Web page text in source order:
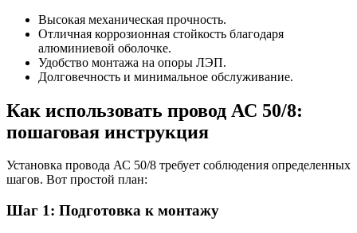
Высокая механическая прочность.
Отличная коррозионная стойкость благодаря
алюминиевой оболочке.
Удобство монтажа на опоры ЛЭП.
Долговечность и минимальное обслуживание.
Как использовать провод АС 50/8:
пошаговая инструкция
Установка провода АС 50/8 требует соблюдения определенных
шагов. Вот простой план:
Шаг 1: Подготовка к монтажу